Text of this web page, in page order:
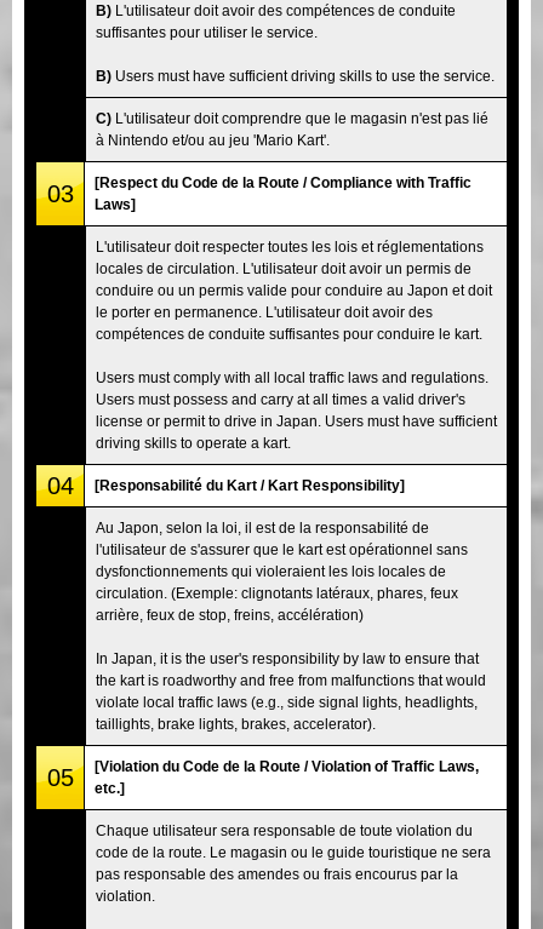
B) L'utilisateur doit avoir des compétences de conduite
suffisantes pour utiliser le service.
B) Users must have sufficient driving skills to use the service.
C) L'utilisateur doit comprendre que le magasin n'est pas lié
à Nintendo et/ou au jeu 'Mario Kart'.
03
[Respect du Code de la Route / Compliance with Traffic
Laws]
L'utilisateur doit respecter toutes les lois et réglementations
locales de circulation. L'utilisateur doit avoir un permis de
conduire ou un permis valide pour conduire au Japon et doit
le porter en permanence. L'utilisateur doit avoir des
compétences de conduite suffisantes pour conduire le kart.
Users must comply with all local traffic laws and regulations.
Users must possess and carry at all times a valid driver's
license or permit to drive in Japan. Users must have sufficient
driving skills to operate a kart.
04 [Responsabilité du Kart / Kart Responsibility]
Au Japon, selon la loi, il est de la responsabilité de
l'utilisateur de s'assurer que le kart est opérationnel sans
dysfonctionnements qui violeraient les lois locales de
circulation. (Exemple: clignotants latéraux, phares, feux
arrière, feux de stop, freins, accélération)
In Japan, it is the user's responsibility by law to ensure that
the kart is roadworthy and free from malfunctions that would
violate local traffic laws (e.g., side signal lights, headlights,
taillights, brake lights, brakes, accelerator).
05
[Violation du Code de la Route / Violation of Traffic Laws,
etc.]
Chaque utilisateur sera responsable de toute violation du
code de la route. Le magasin ou le guide touristique ne sera
pas responsable des amendes ou frais encourus par la
violation.